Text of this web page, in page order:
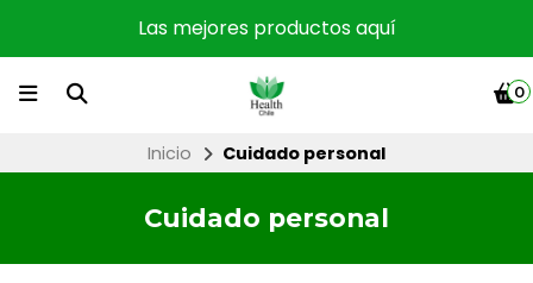
Las mejores productos aquí
0
Inicio Cuidado personal
Cuidado personal